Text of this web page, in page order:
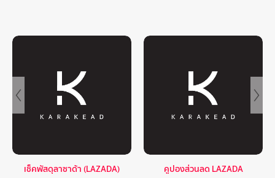
เช็คพัสดุลาซาด้า (LAZADA) คูปองส่วนลด LAZADA